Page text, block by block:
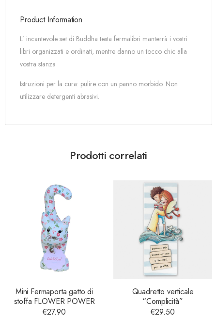
Product Information
L’ incantevole set di Buddha testa fermalibri manterrà i vostri
libri organizzati e ordinati, mentre danno un tocco chic alla
vostra stanza
Istruzioni per la cura: pulire con un panno morbido. Non
utilizzare detergenti abrasivi.
Prodotti correlati
Mini Fermaporta gatto di
stoffa FLOWER POWER
€27.90
Quadretto verticale
“Complicità”
€29.50